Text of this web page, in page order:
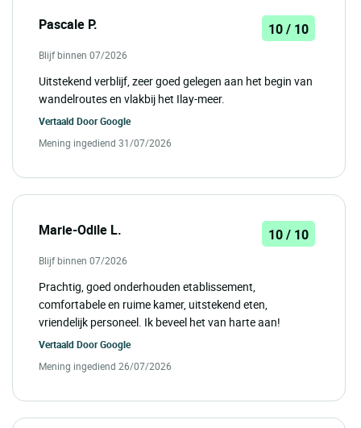
Pascale P. 10 / 10
Blijf binnen 07/2026
Uitstekend verblijf, zeer goed gelegen aan het begin van
wandelroutes en vlakbij het Ilay-meer.
Vertaald DoorGoogle
Mening ingediend 31/07/2026
Marie-Odile L. 10 / 10
Blijf binnen 07/2026
Prachtig, goed onderhouden etablissement,
comfortabele en ruime kamer, uitstekend eten,
vriendelijk personeel. Ik beveel het van harte aan!
Vertaald DoorGoogle
Mening ingediend 26/07/2026